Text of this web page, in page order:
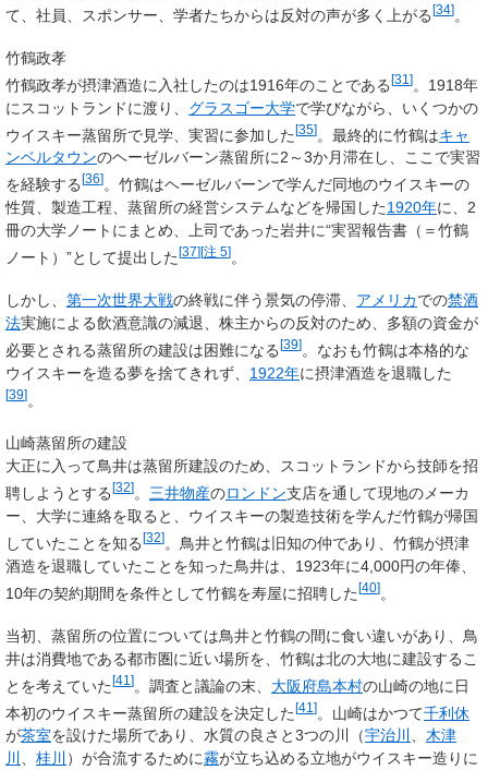
て、社員、スポンサー、学者たちからは反対の声が多く上がる[34]。
竹鶴政孝
竹鶴政孝が摂津酒造に入社したのは1916年のことである [31 ] 。1918年
にスコットランドに渡り、 グラスゴー大学で学びながら、いくつかの
ウイスキー蒸留所で見学、実習に参加した[35]。最終的に竹鶴はキャ
ンベルタウンのヘーゼルバーン蒸留所に2～3か月滞在し、ここで実習
を経験する [36] 。竹鶴はヘーゼルバーンで学んだ同地のウイスキーの
性質、製造工程、蒸留所の経営システムなどを帰国した1920年に、2
冊の大学ノートにまとめ、上司であった岩井に“実習報告書（＝竹鶴
ノート）”として提出した [37][注 5] 。
しかし、 第一次世界大戦の終戦に伴う景気の停滞、 アメリカでの禁酒
法実施による飲酒意識の減退、株主からの反対のため、多額の資金が
必要とされる蒸留所の建設は困難になる [39] 。なおも竹鶴は本格的な
ウイスキーを造る夢を捨てきれず、 1922年に摂津酒造を退職した
[39]。
山崎蒸留所の建設
大正に入って鳥井は蒸留所建設のため、スコットランドから技師を招
聘しようとする [32] 。 三井物産のロンドン支店を通して現地のメーカ
ー、大学に連絡を取ると、ウイスキーの製造技術を学んだ竹鶴が帰国
していたことを知る[32]。鳥井と竹鶴は旧知の仲であり、竹鶴が摂津
酒造を退職していたことを知った鳥井は、1923年に4,000円の年俸、
10年の契約期間を条件として竹鶴を寿屋に招聘した[40]。
当初、蒸留所の位置については鳥井と竹鶴の間に食い違いがあり、鳥
井は消費地である都市圏に近い場所を、竹鶴は北の大地に建設するこ
とを考えていた[41 ]。調査と議論の末、 大阪府島本村の山崎の地に日
本初のウイスキー蒸留所の建設を決定した[41 ] 。山崎はかつて千利休
が茶室を設けた場所であり、水質の良さと3つの川（宇治川
木津
川
桂川 ）が合流するために霧が立ち込める立地がウイスキー造りに